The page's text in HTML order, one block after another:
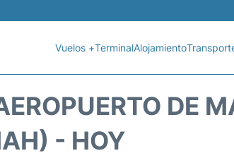
Vuelos +TerminalAlojamiento
DE
- HOY